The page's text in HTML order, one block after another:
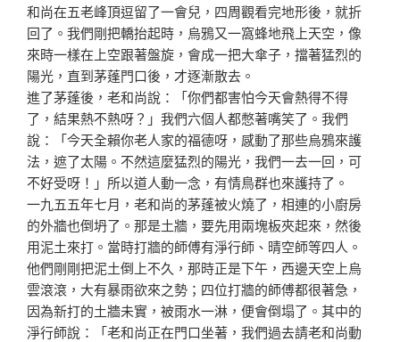
和尚在五老峰頂逗留了一會兒，四周觀看完地形後，就折
回了。 我們剛把轎抬起時，烏鴉又一窩蜂地飛上天空，像
來時一樣在上空跟著盤旋，會成一把大傘子，擋著猛烈的
陽光，直到茅蓬門口後，才逐漸散去。
進了茅蓬後，老和尚說：「你們都害怕今天會熱得不得
了， 結果熱不熱呀？」我們六個人都憋著嘴笑了。我們
說：「今天全賴你老人家的福德呀，感動了那些烏鴉來護
法，遮了太陽。不然這麼猛烈的陽光，我們一去一回，可
不好受呀！」 所以道人動一念，有情鳥群也來護持了。
一九五五年七月，老和尚的茅蓬被火燒了，相連的小廚房
的外牆也倒坍了。那是土牆，要先用兩塊板夾起來，然後
用泥土來打。當時打牆的師傅有淨行師、晴空師等四人。
他們剛剛把泥土倒上不久，那時正是下午，西邊天空上烏
雲滾滾， 大有暴雨欲來之勢；四位打牆的師傅都很著急，
因為新打的土牆未實，被雨水一淋，便會倒塌了。其中的
淨行師說：「老和尚正在門口坐著，我們過去請老和尚動